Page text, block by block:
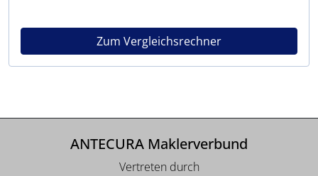
Zum Vergleichsrechner
ANTECURA Maklerverbund
Vertreten durch